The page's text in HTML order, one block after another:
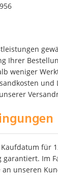
Ihrer
weniger
und
für
Im
unseren